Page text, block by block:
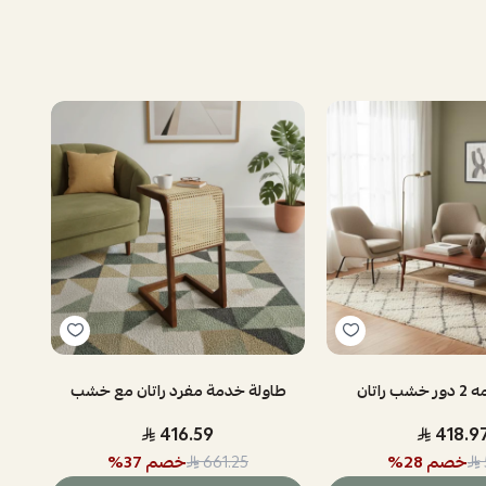
خصم28
%
طاولة خدمة مفرد راتان مع خشب
416.59
661.25 خصم37
%